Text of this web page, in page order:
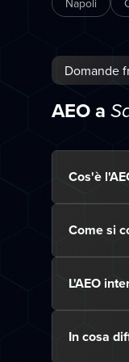
Napoli
Domande
AEO a
Cos'è
Come si
L'AEO
In cosa